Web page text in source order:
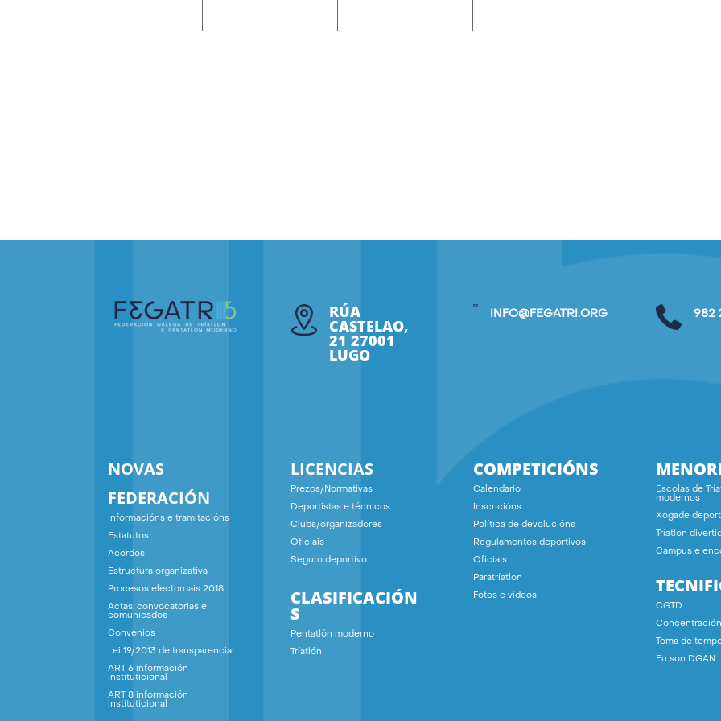
RÚA
CASTELAO,
21 27001
LUGO
INFO@FEGATRI.ORG 982
NOVAS
FEDERACIÓN
Informacións e tramitacións
Estatutos
Acordos
Estructura organizativa
Procesos electoroais 2018
Actas, convocatorias e
comunicados
Convenios
Lei 19/2013 de transparencia:
ART 6 información
instituticional
ART 8 información
instituticional
LICENCIAS
Prezos/Normativas
Deportistas e técnicos
Clubs/organizadores
Oficiais
Seguro deportivo
CLASIFICACIÓN
S
Pentatlón moderno
Tríatlón
COMPETICIÓNS
Calendario
Inscricións
Política de devolucións
Regulamentos deportivos
Oficiais
Paratríatlon
Fotos e vídeos
Escolas de
modernos
Xogade
Tríatlon
Campus e
CGTD
Toma de
Eu son DGAN